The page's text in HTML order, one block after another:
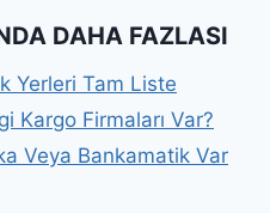
DAHA FAZLASI
Yerleri Tam Liste
Kargo Firmaları Var?
Veya Bankamatik Var